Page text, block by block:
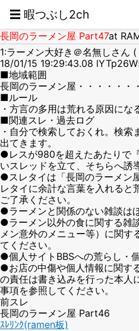
☰ 暇つぶし2ch
長岡のラーメン屋 Part47at
1:ラーメン大好き＠名無しさん (
18/01/15 19:29:43.08
■地域範囲
長岡のラーメン屋・・・・・・
■ルール
・方言の多用は荒れる原因にな
■関連スレ・過去ログ
・自分で検索しておくれ。検
出てきます。
●レスが980を超えたあたりで
いスレッドを立て、そちらへ誘
●スレタイは「長岡のラーメ
レタイに余計な言葉を入れると
ご了承ください。
●ラーメンと関係のない雑談は
●ラーメン以外の食に関する雑
メン意外のメニュー等）に関す
てください。
●個人サイトBBSへの荒らし・
●お店の中傷や個人情報に関す
の責任は書き込みを行った本人
事項を参照してください。
前スレ
長岡のラーメン屋 Part46
ｽﾚﾘﾝｸ(ramen板)